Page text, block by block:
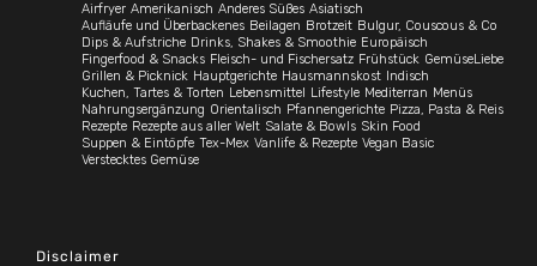
Airfryer Amerikanisch Anderes Süßes Asiatisch
Aufläufe und Überbackenes Beilagen Brotzeit Bulgur, Couscous & Co
Dips & Aufstriche Drinks, Shakes & Smoothie Europäisch
Fingerfood & Snacks Fleisch- und Fischersatz Frühstück GemüseLiebe
Grillen & Picknick Hauptgerichte Hausmannskost Indisch
Kuchen, Tartes & Torten Lebensmittel Lifestyle Mediterran Menüs
Nahrungsergänzung Orientalisch Pfannengerichte Pizza, Pasta & Reis
Rezepte Rezepte aus aller Welt Salate & Bowls Skin Food
Suppen & Eintöpfe Tex-Mex Vanlife & Rezepte Vegan Basic
Verstecktes Gemüse
Disclaimer